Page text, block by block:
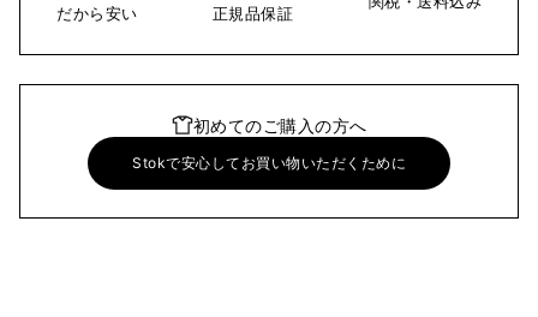
だから安い 正規品保証
初めてのご購入の方へ
Stokで安心してお買い物いただくために